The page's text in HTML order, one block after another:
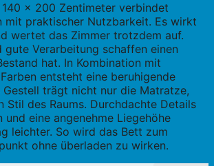
x 200 Zentimeter verbindet
mit praktischer Nutzbarkeit. Es wirkt
wertet das Zimmer trotzdem auf.
gute Verarbeitung schaffen einen
hat. In Kombination mit
entsteht eine beruhigende
Gestell trägt nicht nur die Matratze,
Stil des Raums. Durchdachte Details
und eine angenehme Liegehöhe
leichter. So wird das Bett zum
ohne überladen zu wirken.